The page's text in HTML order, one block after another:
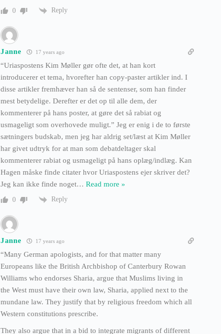
0 Reply
Janne 17 years ago
“Uriaspostens Kim Møller gør ofte det, at han kort
introducerer et tema, hvorefter han copy-paster artikler ind. I
disse artikler fremhæver han så de sentenser, som han finder
mest betydelige. Derefter er det op til alle dem, der
kommenterer på hans poster, at gøre det så rabiat og
usmageligt som overhovede muligt.” Jeg er enig i de to første
sætningers budskab, men jeg har aldrig set/læst at Kim Møller
har givet udtryk for at man som debatdeltager skal
kommenterer rabiat og usmageligt på hans oplæg/indlæg. Kan
Hagen måske finde citater hvor Uriaspostens ejer skriver det?
Jeg kan ikke finde noget… Read more »
0 Reply
Janne 17 years ago
“Many German apologists, and for that matter many
Europeans like the British Archbishop of Canterbury Rowan
Williams who endorses Sharia, argue that Muslims living in
the West must have their own law, Sharia, applied next to the
mundane law. They justify that by religious freedom which all
Western constitutions prescribe.
They also argue that in a bid to integrate migrants of different